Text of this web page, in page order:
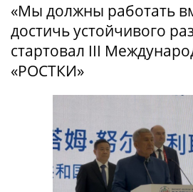
«Мы должны работать
достичь устойчивого
стартовал III
«РОСТКИ»